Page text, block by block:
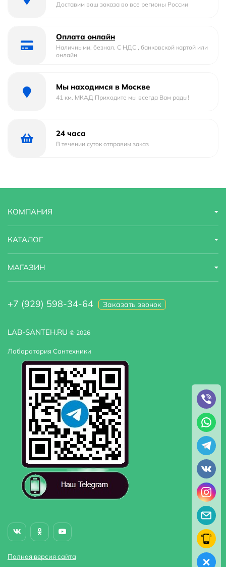
Доставим ваш заказа во все регионы России
Оплата онлайн
Наличными, безнал. С НДС , банковской картой или
онлайн
Мы находимся в Москве
41 км. МКАД Приходите мы всегда Вам рады!
24 часа
В течении суток отправим заказ
LAB-SANTEH.RU © 2026
Лаборатория Сантехники
Полная версия сайта
КОМПАНИЯ
КАТАЛОГ
МАГАЗИН
+7 (929) 598-34-64 Заказать звонок